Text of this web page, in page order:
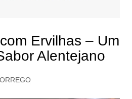
Ervilhas – Um
Alentejano